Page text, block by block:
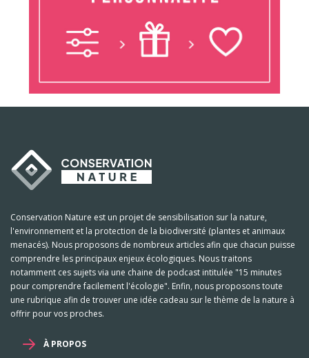
Conservation Nature est un projet de sensibilisation sur la nature,
l'environnement et la protection de la biodiversité (plantes et animaux
menacés). Nous proposons de nombreux articles afin que chacun puisse
comprendre les principaux enjeux écologiques. Nous traitons
notamment ces sujets via une chaine de podcast intitulée "15 minutes
pour comprendre facilement l'écologie". Enfin, nous proposons toute
une rubrique afin de trouver une idée cadeau sur le thème de la nature à
offrir pour vos proches.
À PROPOS